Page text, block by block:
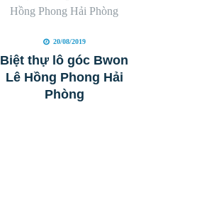
20/08/2019
Biệt thự lô góc Bwon
Lê Hồng Phong Hải
Phòng